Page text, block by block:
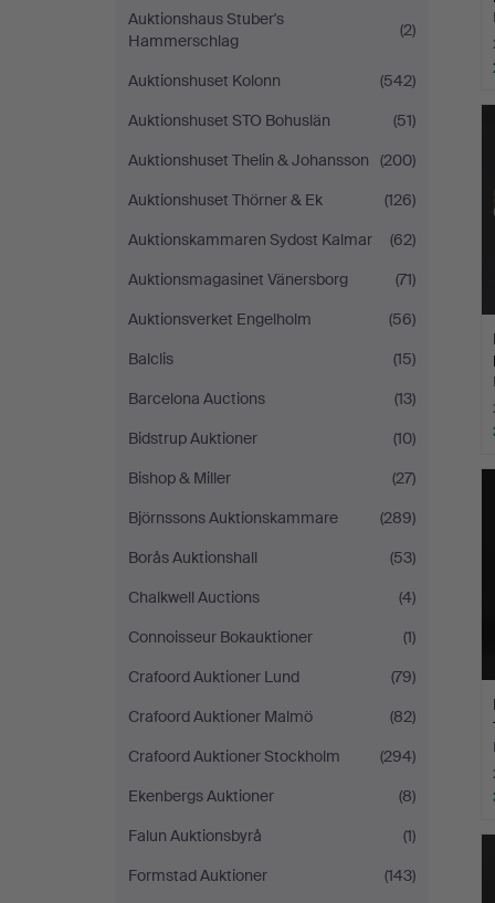
Auktionshaus Stuber's
Hammerschlag
(2)
Auktionshuset Kolonn
(542)
Auktionshuset STO Bohuslän
(51)
Auktionshuset Thelin & Johansson
(200)
Auktionshuset Thörner & Ek
(126)
Auktionskammaren Sydost Kalmar
(62)
Auktionsmagasinet Vänersborg
(71)
Auktionsverket Engelholm
(56)
Balclis
(15)
Barcelona Auctions
(13)
Bidstrup Auktioner
(10)
Bishop & Miller
(27)
Björnssons Auktionskammare
(289)
Borås Auktionshall
(53)
Chalkwell Auctions
(4)
Connoisseur Bokauktioner
(1)
Crafoord Auktioner Lund
(79)
Crafoord Auktioner Malmö
(82)
Crafoord Auktioner Stockholm
(294)
Ekenbergs Auktioner
(8)
Falun Auktionsbyrå
(1)
Formstad Auktioner
(143)